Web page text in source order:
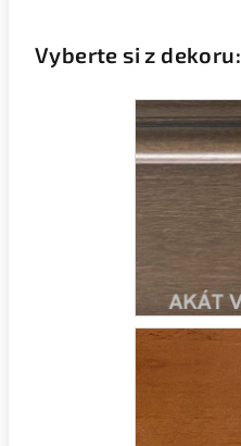
Vyberte si z dekoru: